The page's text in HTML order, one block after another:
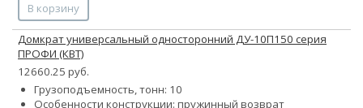
В корзину
Домкрат универсальный односторонний ДУ-10П150 серия
ПРОФИ (КВТ)
12660.25 руб.
Грузоподъемность, тонн: 10
Особенности конструкции: пружинный возврат